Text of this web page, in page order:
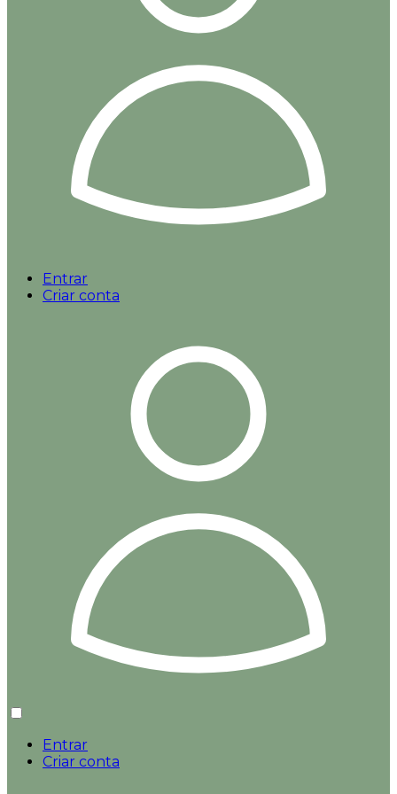
Entrar
Criar conta
Entrar
Criar conta